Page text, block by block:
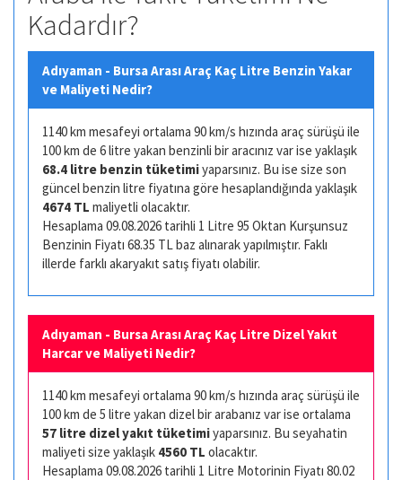
Kadardır?
Adıyaman - Bursa Arası Araç Kaç Litre Benzin Yakar
ve Maliyeti Nedir?
1140 km mesafeyi ortalama 90 km/s hızında araç sürüşü ile
100 km de 6 litre yakan benzinli bir aracınız var ise yaklaşık
68.4 litre benzin tüketimiyaparsınız. Bu ise size son
güncel benzin litre fiyatına göre hesaplandığında yaklaşık
4674 TL maliyetli olacaktır.
Hesaplama 09.08.2026 tarihli 1 Litre 95 Oktan Kurşunsuz
Benzinin Fiyatı 68.35 TL baz alınarak yapılmıştır. Faklı
illerde farklı akaryakıt satış fiyatı olabilir.
Adıyaman - Bursa Arası Araç Kaç Litre Dizel Yakıt
Harcar ve Maliyeti Nedir?
1140 km mesafeyi ortalama 90 km/s hızında araç sürüşü ile
100 km de 5 litre yakan dizel bir arabanız var ise ortalama
57 litre dizel yakıt tüketimiyaparsınız. Bu seyahatin
maliyeti size yaklaşık 4560 TL olacaktır.
Hesaplama 09.08.2026 tarihli 1 Litre Motorinin Fiyatı 80.02